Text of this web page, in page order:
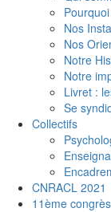
Nos
Nos
Notre
Notre
Livret :
Se
Collectifs
CNRACL 2021
11ème congrès